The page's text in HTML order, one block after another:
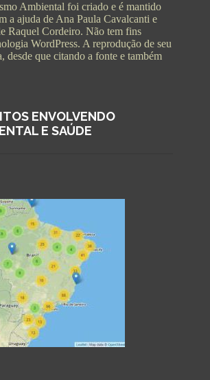
Ambiental foi criado e é mantido
a ajuda de Ana Paula Cavalcanti e
Raquel Cordeiro. Não tem fins
WordPress. A reprodução de seu
desde que citando a fonte e também
ENVOLVENDO
E SAÚDE